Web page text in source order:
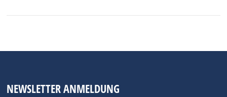
NEWSLETTER ANMELDUNG